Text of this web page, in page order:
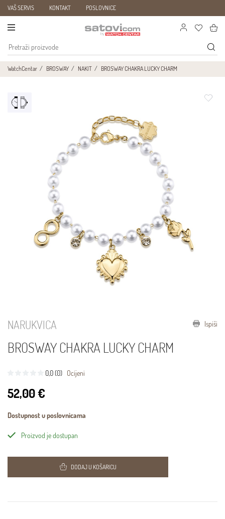
VAŠ SERVIS KONTAKT POSLOVNICE
WatchCentar BROSWAY NAKIT BROSWAY CHAKRA LUCKY CHARM
Ispiši
NARUKVICA
BROSWAY CHAKRA LUCKY CHARM
0,0 (0) Ocijeni
52,00 €
Dostupnost u poslovnicama
Proizvod je dostupan
DODAJ U KOŠARICU